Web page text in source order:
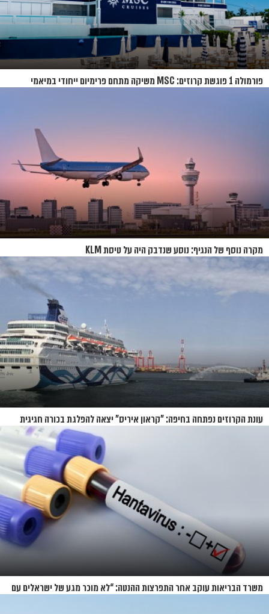
פורמולה 1 פוגשת קרוזים: MSC משיקה מתחם פרימיום ייחודי במיאמי
מקרה נוסף של הנגיף: נוסע שנדבק היה על טיסת KLM
עונת הקרוזים נפתחה בחיפה: "קראון איריס" יצאה להפלגת בכורה חגיגית
משרד הבריאות עוקב אחר התפרצות ההנטה: “לא מוכר מגע של ישראלים עם